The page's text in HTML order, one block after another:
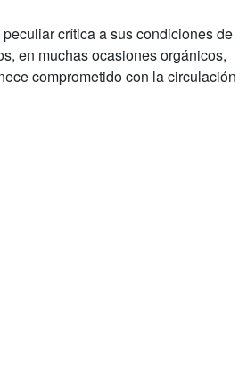
peculiar crítica a sus condiciones de
en muchas ocasiones orgánicos,
comprometido con la circulación